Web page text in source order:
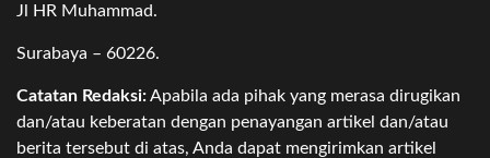
Jl HR Muhammad.
Surabaya – 60226.
Catatan Redaksi:Apabila ada pihak yang merasa dirugikan
dan/atau keberatan dengan penayangan artikel dan/atau
berita tersebut di atas, Anda dapat mengirimkan artikel